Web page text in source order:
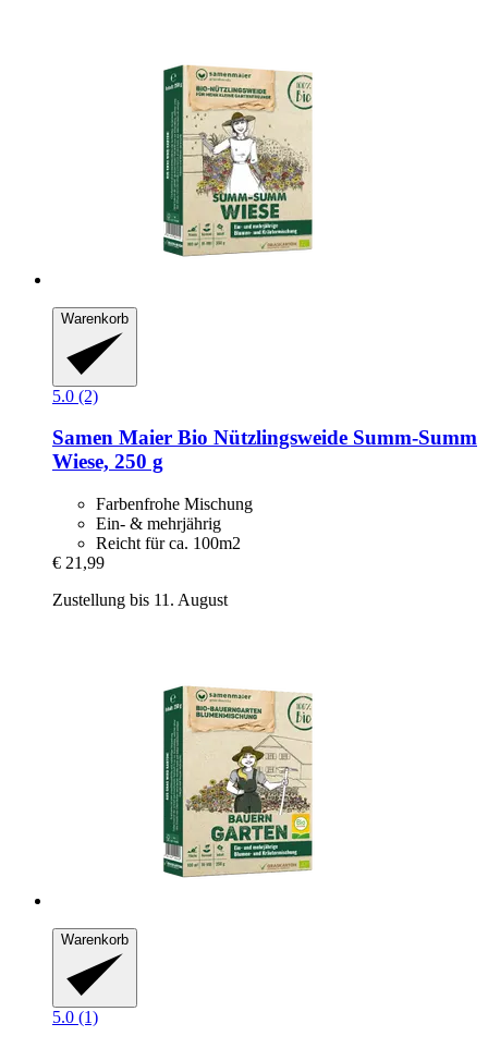
Warenkorb
5.0 (2)
Samen Maier Bio Nützlingsweide Summ-​Summ
Wiese, 250 g
Farbenfrohe Mischung
Ein- & mehrjährig
Reicht für ca. 100m2
€ 21,99
Zustellung bis 11. August
Warenkorb
5.0 (1)